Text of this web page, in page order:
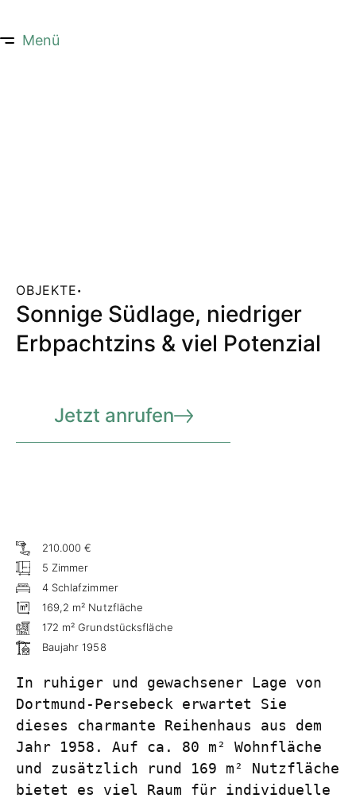
Menü
OBJEKTE·
Sonnige Südlage, niedriger
Erbpachtzins & viel Potenzial
Jetzt anrufen
210.000 €
5 Zimmer
4 Schlafzimmer
169,2 m² Nutzfläche
172 m² Grundstücksfläche
Baujahr 1958
In ruhiger und gewachsener Lage von
Dortmund-Persebeck erwartet Sie
dieses charmante Reihenhaus aus dem
Jahr 1958. Auf ca. 80 m² Wohnfläche
und zusätzlich rund 169 m² Nutzfläche
bietet es viel Raum für individuelle